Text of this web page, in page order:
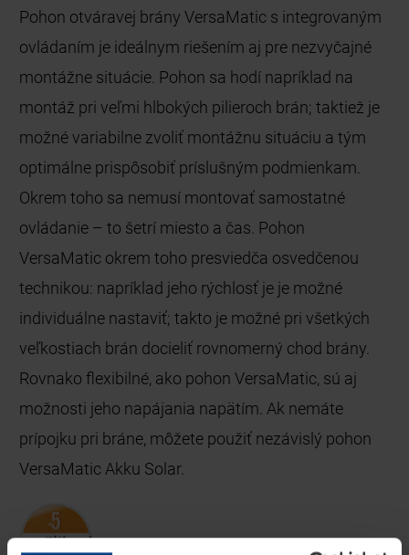
Pohon otváravej brány VersaMatic s integrovaným
ovládaním je ideálnym riešením aj pre nezvyčajné
montážne situácie. Pohon sa hodí napríklad na
montáž pri veľmi hlbokých pilieroch brán; taktiež je
možné variabilne zvoliť montážnu situáciu a tým
optimálne prispôsobiť príslušným podmienkam.
Okrem toho sa nemusí montovať samostatné
ovládanie – to šetrí miesto a čas. Pohon
VersaMatic okrem toho presviedča osvedčenou
technikou: napríklad jeho rýchlosť je je možné
individuálne nastaviť; takto je možné pri všetkých
veľkostiach brán docieliť rovnomerný chod brány.
Rovnako flexibilné, ako pohon VersaMatic, sú aj
možnosti jeho napájania napätím. Ak nemáte
prípojku pri bráne, môžete použiť nezávislý pohon
VersaMatic Akku Solar.